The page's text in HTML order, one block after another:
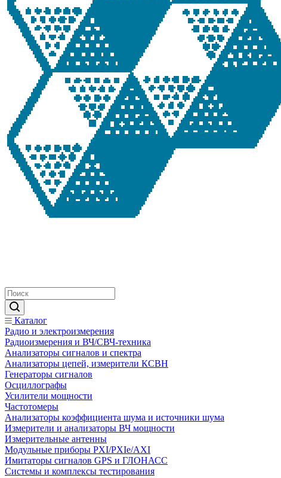
Каталог
Радио и электроизмерения
Радиоизмерения и ВЧ/СВЧ-техника
Анализаторы сигналов и спектра
Анализаторы цепей, измерители КСВН
Генераторы сигналов
Осциллографы
Усилители мощности
Частотомеры
Анализаторы коэффициента шума и источники шума
Измерители и анализаторы ВЧ мощности
Измерительные антенны
Модульные приборы PXI/PXIe/AXI
Имитаторы сигналов GPS и ГЛОНАСС
Системы и комплексы тестирования